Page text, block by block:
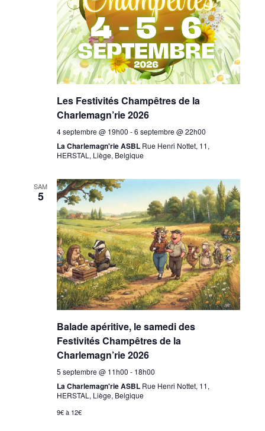
Les Festivités Champêtres de la
Charlemagn’rie 2026
4 septembre @ 19h00 -6 septembre @ 22h00
La Charlemagn'rie ASBL Rue Henri Nottet, 11,
HERSTAL, Liège, Belgique
SAM
5
Balade apéritive, le samedi des
Festivités Champêtres de la
Charlemagn’rie 2026
5 septembre @ 11h00 - 18h00
La Charlemagn'rie ASBL Rue Henri Nottet, 11,
HERSTAL, Liège, Belgique
9€ à 12€